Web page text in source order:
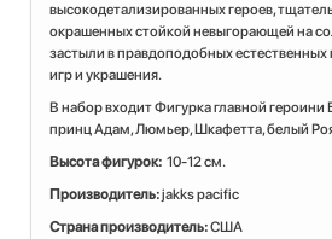
высокодетализированных героев,
окрашенных стойкой невыгорающей на
застыли в правдоподобных естественных
игр и украшения.
В набор входит Фигурка главной героини
принц Адам, Люмьер, Шкафетта, белый
Высота фигурок: 10-12 см.
Производитель:jakks pacific
Страна производитель:США